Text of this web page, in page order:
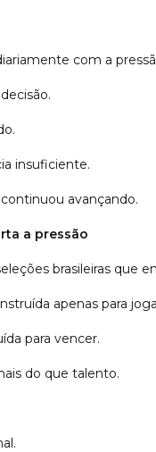
com a
insuficiente.
avançando.
a pressão
brasileiras que
apenas para
para vencer.
do que talento.